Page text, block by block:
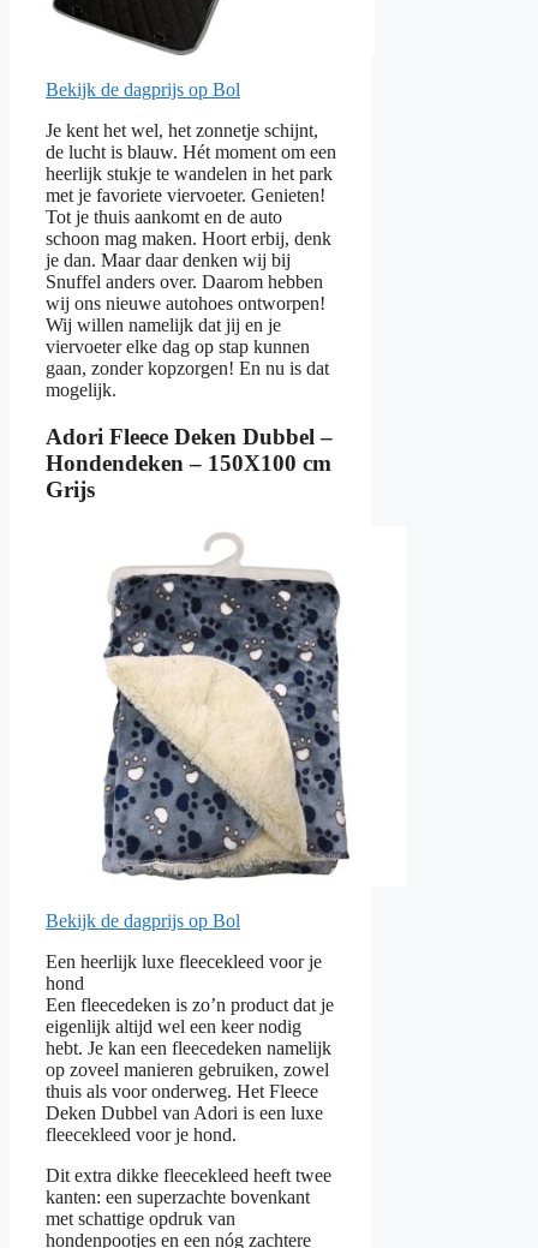
Bekijk de dagprijs op Bol
Je kent het wel, het zonnetje schijnt,
de lucht is blauw. Hét moment om een
heerlijk stukje te wandelen in het park
met je favoriete viervoeter. Genieten!
Tot je thuis aankomt en de auto
schoon mag maken. Hoort erbij, denk
je dan. Maar daar denken wij bij
Snuffel anders over. Daarom hebben
wij ons nieuwe autohoes ontworpen!
Wij willen namelijk dat jij en je
viervoeter elke dag op stap kunnen
gaan, zonder kopzorgen! En nu is dat
mogelijk.
Adori Fleece Deken Dubbel –
Hondendeken – 150X100 cm
Grijs
Bekijk de dagprijs op Bol
Een heerlijk luxe fleecekleed voor je
hond
Een fleecedeken is zo’n product dat je
eigenlijk altijd wel een keer nodig
hebt. Je kan een fleecedeken namelijk
op zoveel manieren gebruiken, zowel
thuis als voor onderweg. Het Fleece
Deken Dubbel van Adori is een luxe
fleecekleed voor je hond.
Dit extra dikke fleecekleed heeft twee
kanten: een superzachte bovenkant
met schattige opdruk van
hondenpootjes en een nóg zachtere